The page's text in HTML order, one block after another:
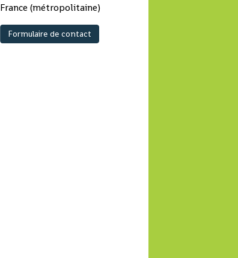
France (métropolitaine)
Formulaire de contact